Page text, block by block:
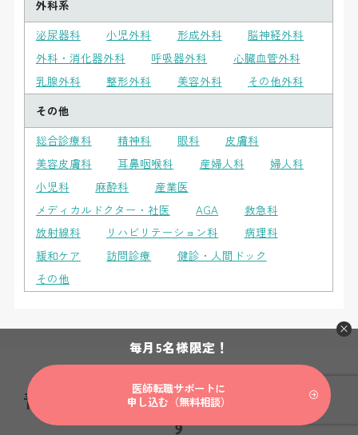
外科系
泌尿器科
小児外科 形成外科
脳神経外科
外科・消化器外科
呼吸器外科
心臓血管外科
乳腺外科
整形外科 美容外科
その他外科
その他
総合診療科
精神科 眼科
皮膚科
美容皮膚科
耳鼻咽喉科 産婦人科
婦人科
小児科
麻酔科
産業医
メディカルドクター・社医
AGA
救急科
放射線科
リハビリテーション科
病理科
緩和ケア
訪問診療
健診・人間ドック
その他
青森県の 詳細地域で医師求人情報を探
す
毎月5名様限定！
医師転職サポートに
申し込む（無料相談）